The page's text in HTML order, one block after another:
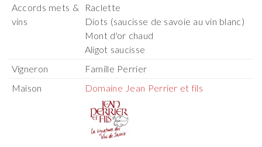
Accords mets &
vins
Raclette
Diots (saucisse de savoie au vin blanc)
Mont d'or chaud
Aligot saucisse
Vigneron
Famille Perrier
Maison
Domaine Jean Perrier et fils